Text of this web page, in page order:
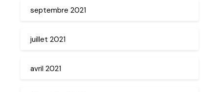
septembre 2021
juillet 2021
avril 2021